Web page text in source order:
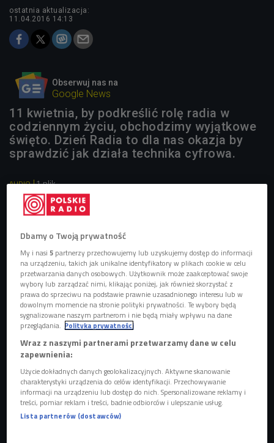
ostatnia aktualizacja:
11.04.2016 14:13
Obserwuj nas na
Google News
11 kwietnia, by podkreślić rolę radia w
codziennym życiu, obchodzimy wyjątkowe
święto. Dzień Radia to dla nas okazja by
sprawdzić jak działa technika cyfrowa.
AUDIO 1 plik
 15'11
Dzień Radia - sprawdzamy jak działa radio cyfrowe
(Nawiedzeni/Czwórka)
Dbamy o Twoją prywatność
My i nasi5 partnerzy przechowujemy lub uzyskujemy dostęp do informacji
na urządzeniu, takich jak unikalne identyfikatory w plikach cookie w celu
przetwarzania danych osobowych. Użytkownik może zaakceptować swoje
wybory lub zarządzać nimi, klikając poniżej, jak również skorzystać z
prawa do sprzeciwu na podstawie prawnie uzasadnionego interesu lub w
dowolnym momencie na stronie polityki prywatności. Te wybory będą
sygnalizowane naszym partnerom i nie będą miały wpływu na dane
przeglądania. Polityka prywatności
Wraz z naszymi partnerami przetwarzamy dane w celu
zapewnienia:
Użycie dokładnych danych geolokalizacyjnych. Aktywne skanowanie
charakterystyki urządzenia do celów identyfikacji. Przechowywanie
informacji na urządzeniu lub dostęp do nich. Spersonalizowane reklamy i
treści, pomiar reklam i treści, badnie odbiorców i ulepszanie usług.
Lista partnerów (dostawców)